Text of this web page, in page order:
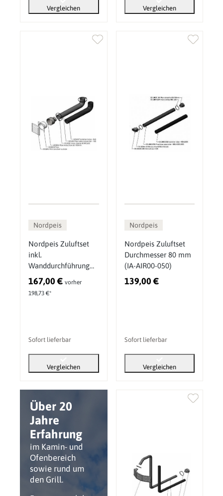
Über 20
Jahre
Erfahrung
im Kamin- und
Ofenbereich
sowie rund um
den Grill.
Vergleichen Vergleichen
Nordpeis
Nordpeis Zuluftset
inkl.
Wanddurchführung
(Durchmesser 65
mm) (807085, IA-
80655-200)
167,00 € vorher
198,73 €*
Sofort lieferbar
Vergleichen
Nordpeis
Nordpeis Zuluftset
Durchmesser 80 mm
(IA-AIR00-050)
139,00 €
Sofort lieferbar
Vergleichen